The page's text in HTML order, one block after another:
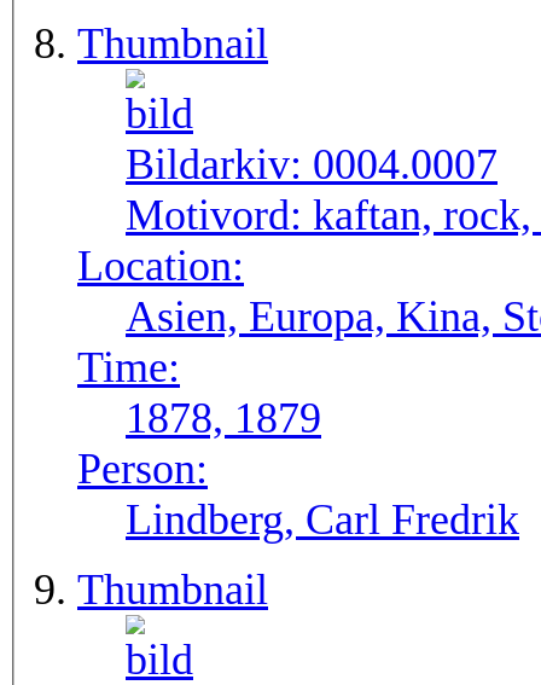
Thumbnail
Bildarkiv: 0004.0007
Motivord: kaftan,
Location:
Asien, Europa, Kina,
Time:
1878, 1879
Person:
Lindberg, Carl Fredrik
Thumbnail